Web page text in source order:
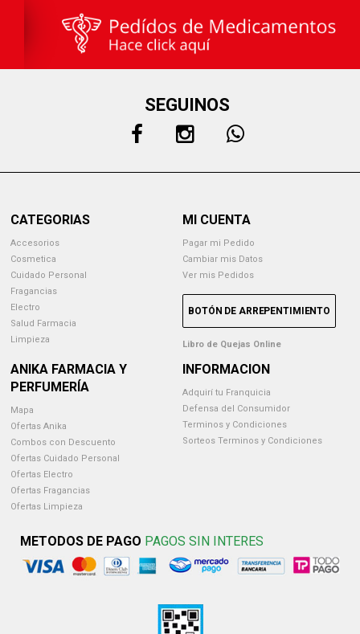
SEGUINOS
CATEGORIAS
Accesorios
Cosmetica
Cuidado Personal
Fragancias
Electro
Salud Farmacia
Limpieza
MI CUENTA
Pagar mi Pedido
Cambiar mis Datos
Ver mis Pedidos
BOTÓN DE ARREPENTIMIENTO
Libro de Quejas Online
ANIKA FARMACIA Y
PERFUMERÍA
Mapa
Ofertas Anika
Combos con Descuento
Ofertas Cuidado Personal
Ofertas Electro
Ofertas Fragancias
Ofertas Limpieza
INFORMACION
Adquirí tu Franquicia
Defensa del Consumidor
Terminos y Condiciones
Sorteos Terminos y Condiciones
METODOS DE PAGO PAGOS SIN INTERES